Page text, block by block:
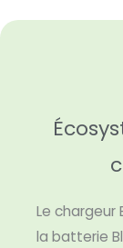
Le chargeur
la batterie